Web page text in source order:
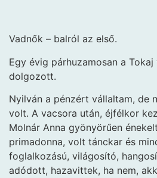
Vadnők – balról az első.
Egy évig párhuzamosan a
dolgozott.
Nyilván a pénzért vállaltam, de
volt. A vacsora után, éjfélkor
Molnár Anna gyönyörűen
primadonna, volt tánckar és
foglalkozású, világosító,
adódott, hazavittek, ha nem,